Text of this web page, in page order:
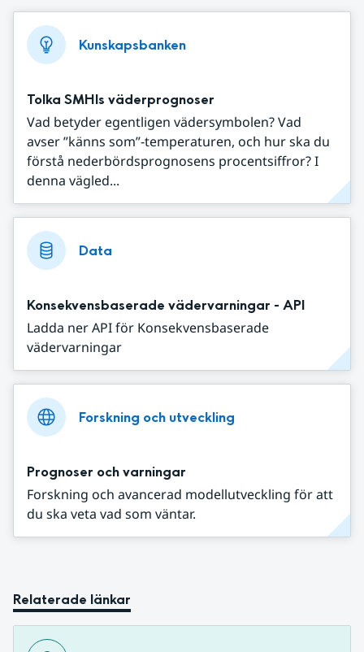
Kunskapsbanken
Tolka SMHIs väderprognoser
Vad betyder egentligen vädersymbolen? Vad
avser ”känns som”-temperaturen, och hur ska du
förstå nederbördsprognosens procentsiffror? I
denna vägled...
Data
Konsekvensbaserade vädervarningar - API
Ladda ner API för Konsekvensbaserade
vädervarningar
Forskning och utveckling
Prognoser och varningar
Forskning och avancerad modellutveckling för att
du ska veta vad som väntar.
Relaterade länkar